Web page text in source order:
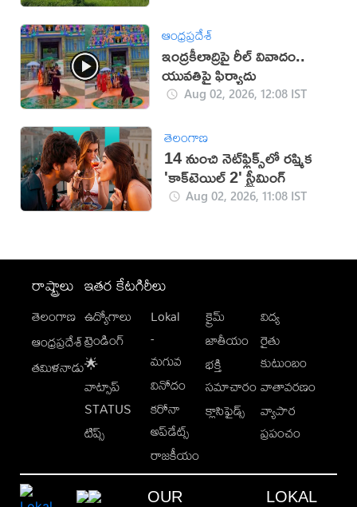
ఆంధ్రప్రదేశ్
ఇంద్రకీలాద్రిపై రీల్ వివాదం..
యువతిపై ఫిర్యాదు
Aug 02, 2026, 12:08 IST
తెలంగాణ
14 నుంచి నెట్‌ఫ్లిక్స్‌లో రష్మిక
'కాక్‌టెయిల్ 2' స్ట్రీమింగ్
Aug 02, 2026, 11:08 IST
రాష్ట్రాలు
తెలంగాణ
ఆంధ్రప్రదేశ్
తమిళనాడు
ఇతర కేటగిరీలు
ఉద్యోగాలు
ట్రెండింగ్
🌟
వాట్సాప్
STATUS
టిప్స్
Lokal
-
మగువ
వినోదం
కరోనా
అప్‌డేట్స్
రాజకీయం
క్రైమ్
జాతీయం
భక్తి
సమాచారం
క్లాసిఫైడ్స్
విద్య
రైతు
కుటుంబం
వాతావరణం
వ్యాపార
ప్రపంచం
OUR
LOKAL